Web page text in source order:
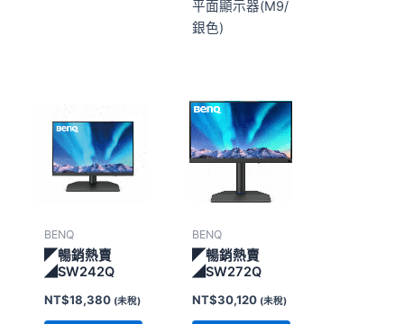
平面顯示器(M9/
銀色)
BENQ
◤暢銷熱賣
◢SW242Q
NT$18,380 (未稅)
BENQ
◤暢銷熱賣
◢SW272Q
NT$30,120 (未稅)